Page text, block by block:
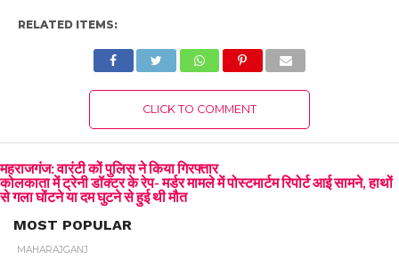
RELATED ITEMS:
CLICK TO COMMENT
महराजगंज: वारंटी कों पुलिस ने किया गिरफ्तार
कोलकाता में ट्रेनी डॉक्टर के रेप- मर्डर मामले में पोस्टमार्टम रिपोर्ट आई सामने, हाथों
से गला घोंटने या दम घुटने से हुई थी मौत
MOST POPULAR
MAHARAJGANJ